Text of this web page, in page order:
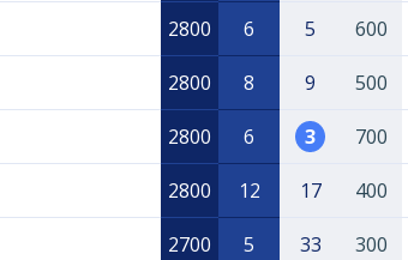
2800 6 5 600
2800 8 9 500
2800 6 3 700
2800 12 17 400
2700 5 33 300